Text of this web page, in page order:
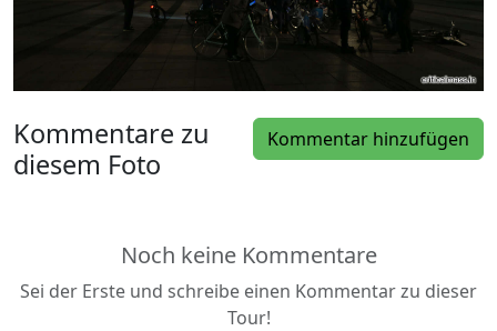
Kommentar hinzufügen
Kommentare zu
diesem Foto
Noch keine Kommentare
Sei der Erste und schreibe einen Kommentar zu dieser
Tour!